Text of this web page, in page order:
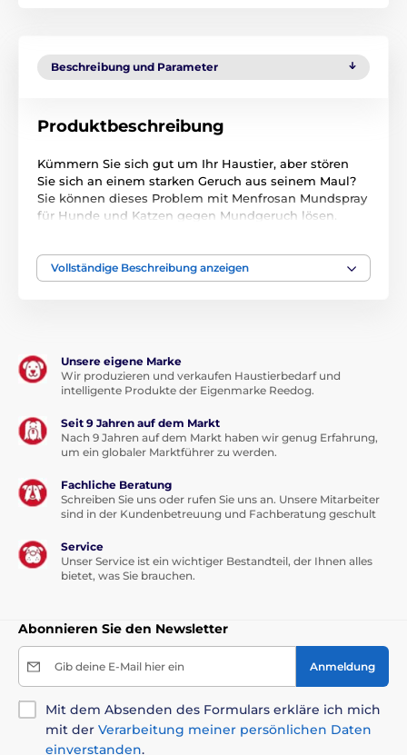
Beschreibung und Parameter
Produktbeschreibung
Kümmern Sie sich gut um Ihr Haustier, aber stören
Sie sich an einem starken Geruch aus seinem Maul?
Sie können dieses Problem mit Menfrosan Mundspray
für Hunde und Katzen gegen Mundgeruch lösen.
Mineralienverlusten vor. Menforsan Mundspray für
Hunde und Katzen hat eine sanfte Formel, einen
wehren wird.
Zutaten: Wasser, Propylenglykol, Kaliumsorbat, Aroma
Entfernt Plaqueablagerungen
Spray für Hunde und Katzen
Angenehmer und frischer Geschmack
Inhalt der Packung
Menforsan Mundspray gegen Mundgeruch, 125 ml
Vollständige Beschreibung anzeigen
Unsere eigene Marke
Wir produzieren und verkaufen Haustierbedarf und
intelligente Produkte der Eigenmarke Reedog.
Seit 9 Jahren auf dem Markt
Nach 9 Jahren auf dem Markt haben wir genug Erfahrung,
um ein globaler Marktführer zu werden.
Fachliche Beratung
Schreiben Sie uns oder rufen Sie uns an. Unsere Mitarbeiter
sind in der Kundenbetreuung und Fachberatung geschult
Service
Unser Service ist ein wichtiger Bestandteil, der Ihnen alles
bietet, was Sie brauchen.
Abonnieren Sie den Newsletter
Gib deine E-Mail hier ein Anmeldung
Mit dem Absenden des Formulars erkläre ich mich
mit der Verarbeitung meiner persönlichen Daten
einverstanden.